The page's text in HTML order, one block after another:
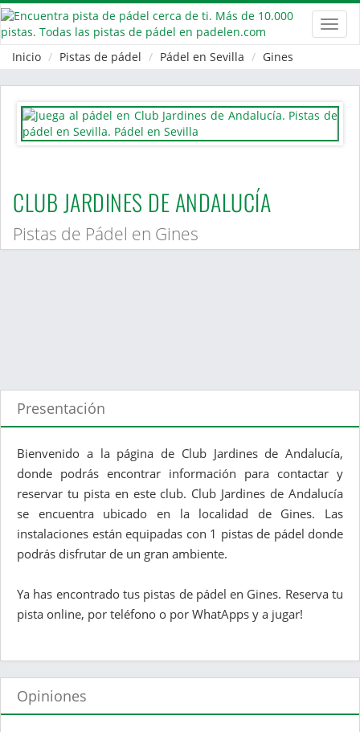
Inicio
Pistas de pádel Pádel en Sevilla Gines
CLUB JARDINES DE ANDALUCÍA
Pistas de Pádel en Gines
Presentación
Bienvenido a la página de Club Jardines de Andalucía,
donde podrás encontrar información para contactar y
reservar tu pista en este club. Club Jardines de Andalucía
se encuentra ubicado en la localidad de Gines. Las
instalaciones están equipadas con 1 pistas de pádel donde
podrás disfrutar de un gran ambiente.
Ya has encontrado tus pistas de pádel en Gines. Reserva tu
pista online, por teléfono o por WhatApps y a jugar!
Opiniones